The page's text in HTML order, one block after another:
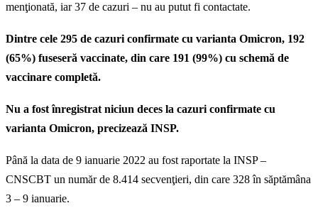
menţionată, iar 37 de cazuri – nu au putut fi contactate.
Dintre cele 295 de cazuri confirmate cu varianta Omicron, 192
(65%) fuseseră vaccinate, din care 191 (99%) cu schemă de
vaccinare completă.
Nu a fost înregistrat niciun deces la cazuri confirmate cu
varianta Omicron, precizează INSP.
Până la data de 9 ianuarie 2022 au fost raportate la INSP –
CNSCBT un număr de 8.414 secvenţieri, din care 328 în săptămâna
3 – 9 ianuarie.